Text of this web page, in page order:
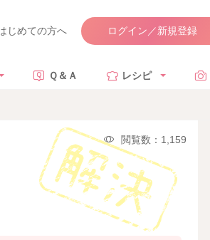
じめての方へ ログイン／新規登録
Ｑ＆Ａ レシピ
閲覧数：1,159